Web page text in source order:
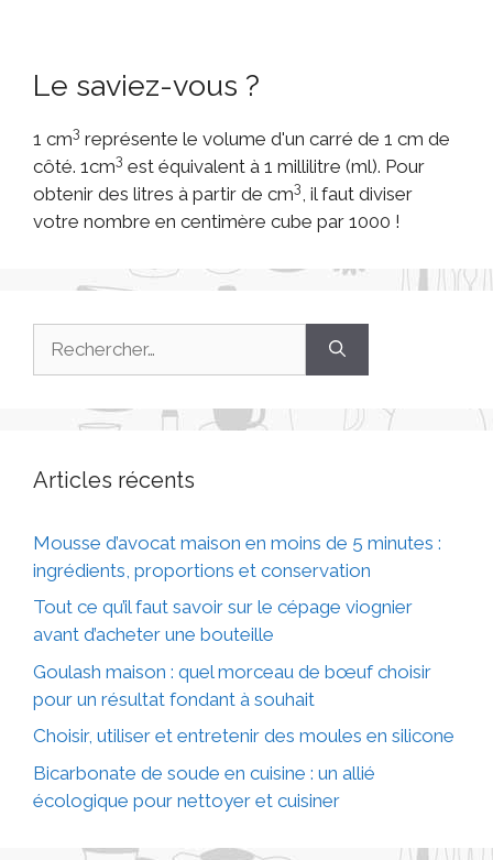
Le saviez-vous ?
1 cm3 représente le volume d'un carré de 1 cm de
côté. 1cm3 est équivalent à 1 millilitre (ml). Pour
obtenir des litres à partir de cm3 , il faut diviser
votre nombre en centimère cube par 1000 !
Articles récents
Mousse d’avocat maison en moins de 5 minutes :
ingrédients, proportions et conservation
Tout ce qu’il faut savoir sur le cépage viognier
avant d’acheter une bouteille
Goulash maison : quel morceau de bœuf choisir
pour un résultat fondant à souhait
Choisir, utiliser et entretenir des moules en silicone
Bicarbonate de soude en cuisine : un allié
écologique pour nettoyer et cuisiner